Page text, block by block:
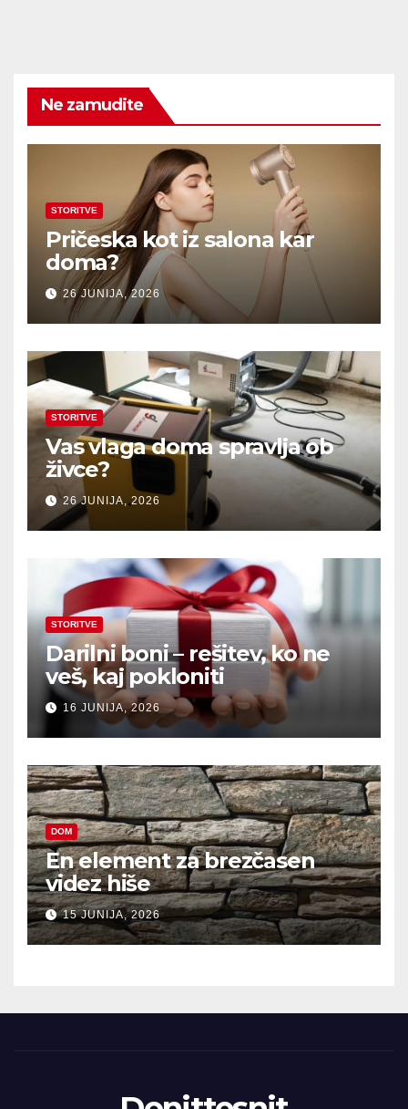
Ne zamudite
STORITVE
Pričeska kot iz salona kar
doma?
26 JUNIJA, 2026
STORITVE
Vas vlaga doma spravlja ob
živce?
26 JUNIJA, 2026
STORITVE
Darilni boni – rešitev, ko ne
veš, kaj pokloniti
16 JUNIJA, 2026
DOM
En element za brezčasen
videz hiše
15 JUNIJA, 2026